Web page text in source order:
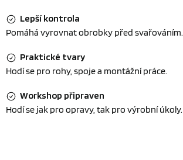
Lepší kontrola
Pomáhá vyrovnat obrobky před svařováním.
Praktické tvary
Hodí se pro rohy, spoje a montážní práce.
Workshop připraven
Hodí se jak pro opravy, tak pro výrobní úkoly.